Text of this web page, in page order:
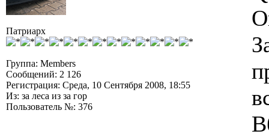
Патриарх
Группа: Members
Сообщений: 2 126
Регистрация: Среда, 10 Сентября 2008, 18:55
Из: за леса из за гор
Пользователь №: 376